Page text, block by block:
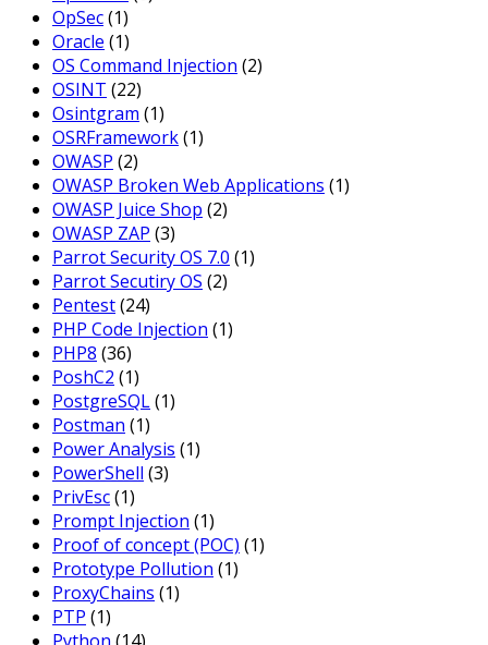
OpSec(1)
Oracle (1)
OS Command Injection (2)
OSINT (22)
Osintgram (1)
OSRFramework(1)
OWASP (2)
OWASP Broken Web Applications (1)
OWASP Juice Shop (2)
OWASP ZAP (3)
Parrot Security OS 7.0 (1)
Parrot Secutiry OS (2)
Pentest(24)
PHP Code Injection (1)
PHP8 (36)
PoshC2 (1)
PostgreSQL(1)
Postman (1)
Power Analysis (1)
PowerShell (3)
PrivEsc(1)
Prompt Injection (1)
Proof of concept (POC) (1)
Prototype Pollution (1)
ProxyChains (1)
PTP (1)